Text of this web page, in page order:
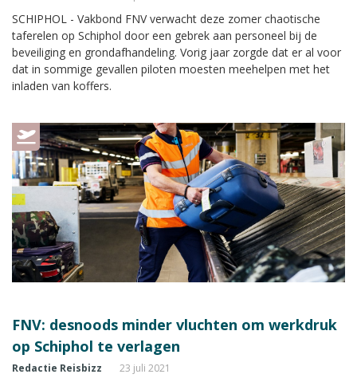
SCHIPHOL - Vakbond FNV verwacht deze zomer chaotische
taferelen op Schiphol door een gebrek aan personeel bij de
beveiliging en grondafhandeling. Vorig jaar zorgde dat er al voor
dat in sommige gevallen piloten moesten meehelpen met het
inladen van koffers.
FNV: desnoods minder vluchten om werkdruk
op Schiphol te verlagen
Redactie Reisbizz 23 juli 2021